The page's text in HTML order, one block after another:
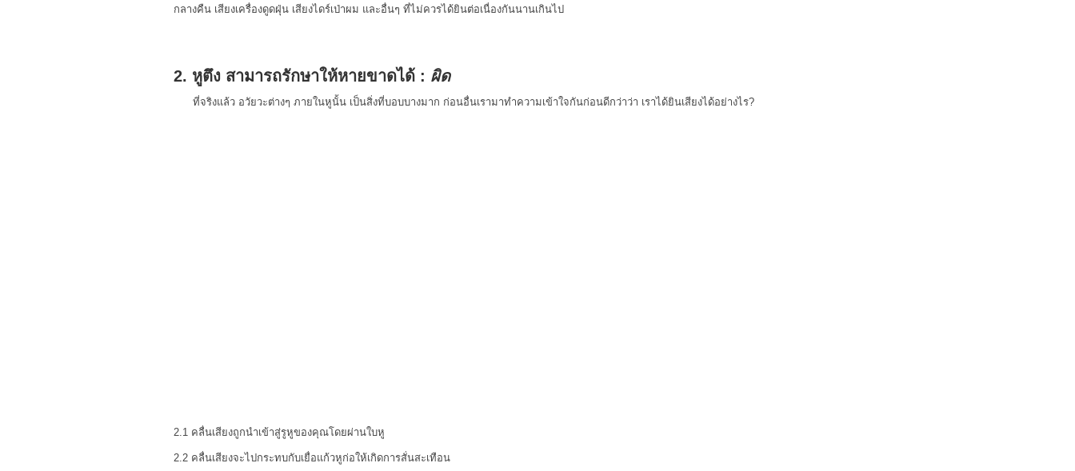
กลางคืน เสียงเครื่องดูดฝุ่น เสียงไดร์เป่าผม และอื่นๆ ที่ไม่ควรได้ยินต่อเนื่องกันนานเกินไป
2. หูตึง สามารถรักษาให้หายขาดได้ : ผิด
ที่จริงแล้ว อวัยวะต่างๆ ภายในหูนั้น เป็นสิ่งที่บอบบางมาก ก่อนอื่นเรามาทำความเข้าใจกันก่อนดีกว่าว่า เราได้ยินเสียงได้อย่างไร?
2.1 คลื่นเสียงถูกนำเข้าสู่รูหูของคุณโดยผ่านใบหู
2.2 คลื่นเสียงจะไปกระทบกับเยื่อแก้วหูก่อให้เกิดการสั่นสะเทือน